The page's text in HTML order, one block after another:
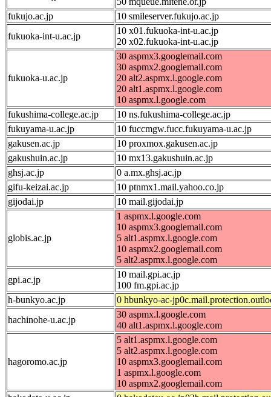
fukujo.ac.jp
10 smileserver.fukujo.ac.jp
fukuoka-int-u.ac.jp
10 x01.fukuoka-int-u.ac.jp
20 x02.fukuoka-int-u.ac.jp
fukuoka-u.ac.jp
30 aspmx3.googlemail.com
30 aspmx2.googlemail.com
20 alt2.aspmx.l.google.com
20 alt1.aspmx.l.google.com
10 aspmx.l.google.com
fukushima-college.ac.jp
10 ns.fukushima-college.ac.jp
fukuyama-u.ac.jp
10 fuccmgw.fucc.fukuyama-u.ac.jp
gakusen.ac.jp
10 proxmox.gakusen.ac.jp
gakushuin.ac.jp
10 mx13.gakushuin.ac.jp
ghsj.ac.jp
0 a.mx.ghsj.ac.jp
gifu-keizai.ac.jp
10 ptnmx1.mail.yahoo.co.jp
gijodai.jp
10 mail.gijodai.jp
globis.ac.jp
1 aspmx.l.google.com
10 aspmx3.googlemail.com
5 alt1.aspmx.l.google.com
10 aspmx2.googlemail.com
5 alt2.aspmx.l.google.com
gpi.ac.jp
10 mail.gpi.ac.jp
100 fm.gpi.ac.jp
h-bunkyo.ac.jp
0 hbunkyo-ac-
hachinohe-u.ac.jp
30 aspmx.l.google.com
40 alt1.aspmx.l.google.com
hagoromo.ac.jp
5 alt1.aspmx.l.google.com
5 alt2.aspmx.l.google.com
10 aspmx3.googlemail.com
1 aspmx.l.google.com
10 aspmx2.googlemail.com